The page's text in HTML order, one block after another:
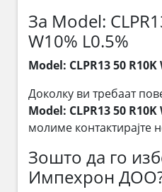
За Model:
W10% L0.5%
Model: CLPR13 50 R10K
Доколку ви требаат
Model: CLPR13 50 R10K
молиме контактирајте
Зошто да го
Импехрон